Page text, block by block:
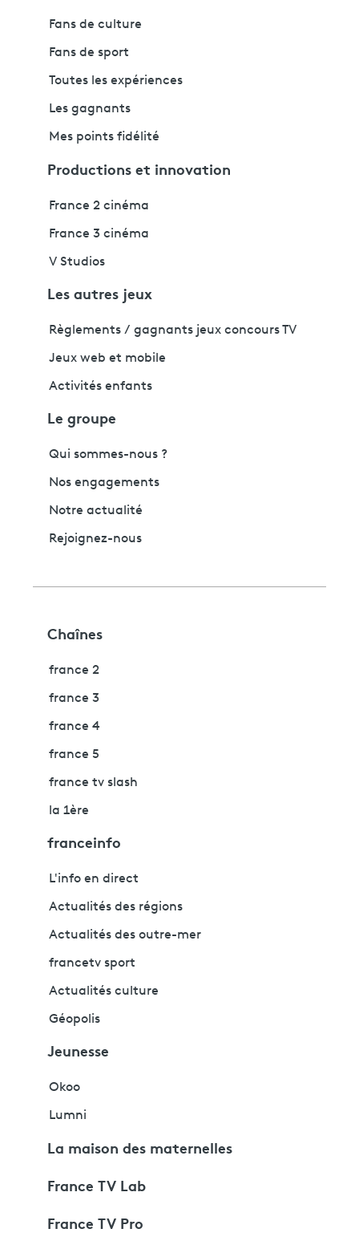
Fans de culture
Fans de sport
Toutes les expériences
Les gagnants
Mes points fidélité
Productions et innovation
France 2 cinéma
France 3 cinéma
V Studios
Les autres jeux
Règlements / gagnants jeux concours TV
Jeux web et mobile
Activités enfants
Le groupe
Qui sommes-nous ?
Nos engagements
Notre actualité
Rejoignez-nous
Chaînes
france 2
france 3
france 4
france 5
france tv slash
la 1ère
franceinfo
L'info en direct
Actualités des régions
Actualités des outre-mer
francetv sport
Actualités culture
Géopolis
Jeunesse
Okoo
Lumni
La maison des maternelles
France TV Lab
France TV Pro